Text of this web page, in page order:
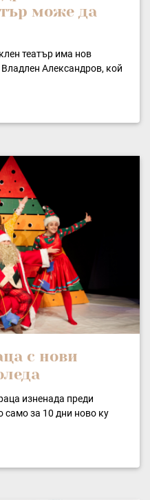
може да
театър има нов
Александров, кой
с нови
изненада преди
само за 10 дни ново ку